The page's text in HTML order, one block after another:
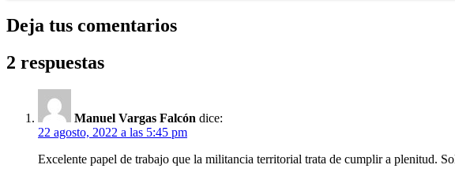
Deja tus comentarios
2 respuestas
Manuel Vargas Falcón dice:
22 agosto, 2022 a las 5:45 pm
Excelente papel de trabajo que la militancia territorial trata de cumplir a plenitud.